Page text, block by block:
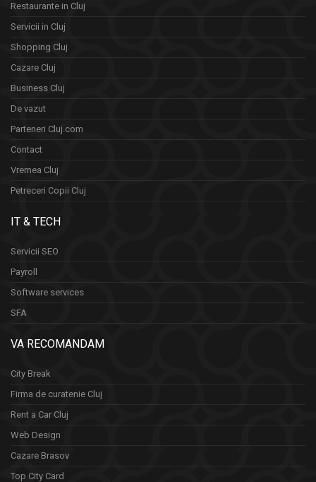
Restaurante in Cluj
Servicii in Cluj
Shopping Cluj
Cazare Cluj
Business Cluj
De vazut
Parteneri Cluj.com
Contact
Vremea Cluj
Petreceri Copii Cluj
IT & TECH
Servicii SEO
Payroll
Software services
SFA
VA RECOMANDAM
City Break
Firma de curatenie Cluj
Rent a Car Cluj
Web Design
Cazare Brasov
Top City Card